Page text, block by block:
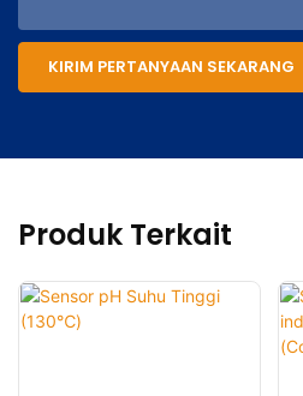
KIRIM PERTANYAAN SEKARANG
Produk Terkait